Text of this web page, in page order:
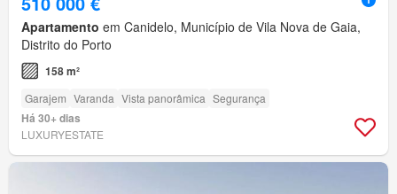
Apartamento em Canidelo, Município de Vila Nova de Gaia,
Distrito do Porto
158 m²
Garajem Varanda Vista panorâmica Segurança
Há 30+ dias
LUXURYESTATE